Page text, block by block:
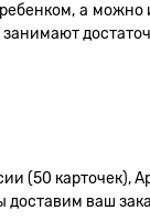
а можно
(50
ваш